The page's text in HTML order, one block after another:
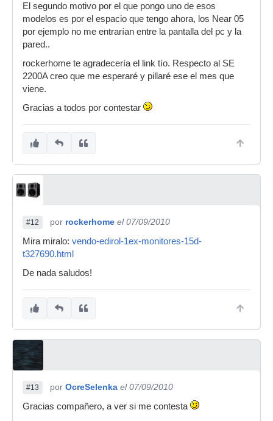
Saludo!
nota que no sabes mucho de esto porqué todo el
tema se soluciona con un cable con distinta
El segundo motivo por el que pongo uno de esos
modelos es por el espacio que tengo ahora, los Near 05
por ejemplo no me entrarían entre la pantalla del pc y la
pared..
rockerhome te agradecería el link tío. Respecto al SE
2200A creo que me esperaré y pillaré ese el mes que
viene.
Gracias a todos por contestar
#12 por rockerhome el 07/09/2010
Mira miralo: vendo-edirol-1ex-monitores-15d-
t327690.html
De nada saludos!
#13 por OcreSelenka el 07/09/2010
Gracias compañero, a ver si me contesta